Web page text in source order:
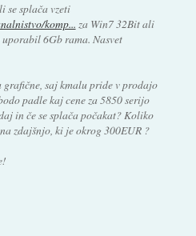
se splača vzeti
komp... za Win7 32Bit ali
6Gb rama. Nasvet
saj kmalu pride v prodajo
padle kaj cene za 5850 serijo
in če se splača počakat? Koliko
zdajšnjo, ki je okrog 300EUR ?